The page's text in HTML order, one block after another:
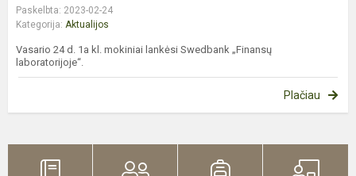
Paskelbta: 2023-02-24
Kategorija: Aktualijos
Vasario 24 d. 1a kl. mokiniai lankėsi Swedbank „Finansų
laboratorijoje“.
Plačiau